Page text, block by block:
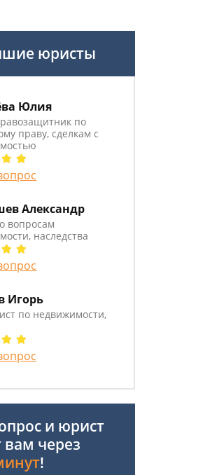
юристы
Юлия
по
праву, сделкам с
Александр
вопросам
наследства
Игорь
по недвижимости,
и юрист
вам через
!